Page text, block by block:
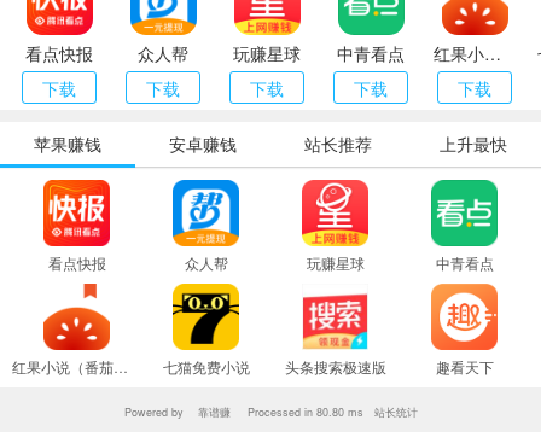
看点快报
下载
众人帮
下载
玩赚星球
下载
中青看点
下载
红果小说（番茄小说）
下载
苹果赚钱 安卓赚钱 站长推荐 上升最快
看点快报 众人帮 玩赚星球 中青看点
红果小说（番茄小说） 七猫免费小说 头条搜索极速版 趣看天下
Powered by 靠谱赚 Processed in 80.80 ms 站长统计